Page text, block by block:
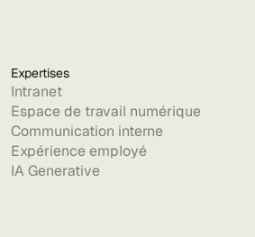
Expertises
Intranet
Espace de travail numérique
Communication interne
Expérience employé
IA Generative